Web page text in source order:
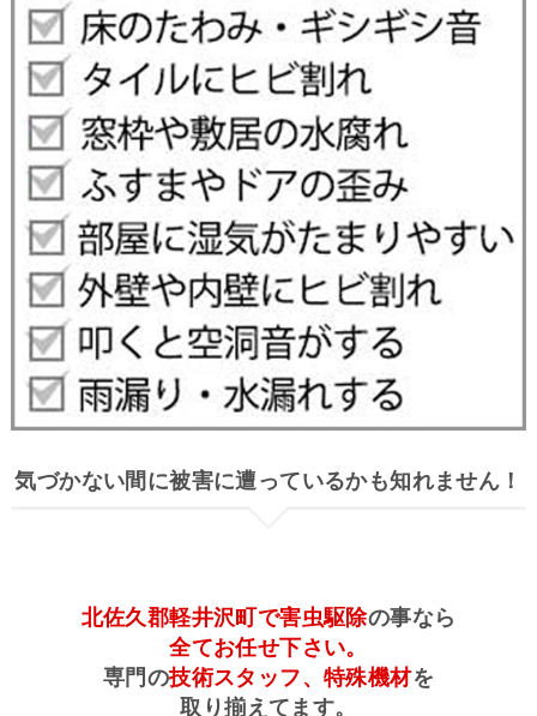
気づかない間に被害に遭っているかも知れません！
北佐久郡軽井沢町で害虫駆除の事なら
全てお任せ下さい。
専門の技術スタッフ、特殊機材を
取り揃えてます。